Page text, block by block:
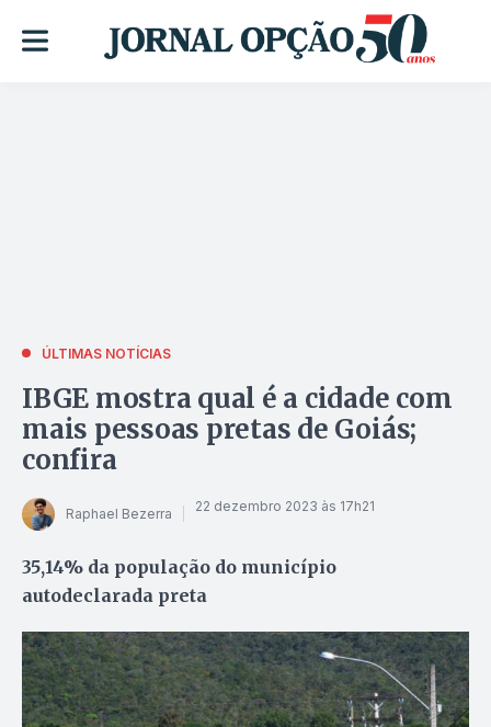
ÚLTIMAS NOTÍCIAS
IBGE mostra qual é a cidade com
mais pessoas pretas de Goiás;
confira
Raphael Bezerra 22 dezembro 2023 às 17h21
35,14% da população do município
autodeclarada preta